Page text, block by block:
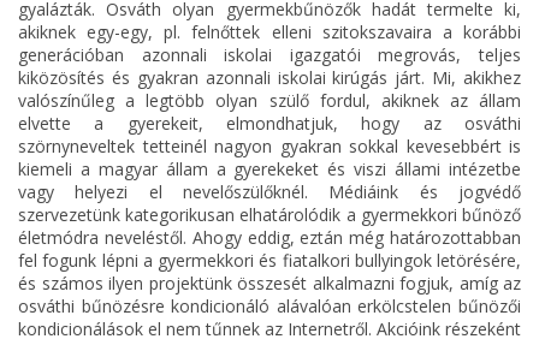
gyalázták. Osváth olyan gyermekbűnözők hadát termelte ki,
akiknek egy-egy, pl. felnőttek elleni szitokszavaira a korábbi
generációban azonnali iskolai igazgatói megrovás, teljes
kiközösítés és gyakran azonnali iskolai kirúgás járt. Mi, akikhez
valószínűleg a legtöbb olyan szülő fordul, akiknek az állam
elvette a gyerekeit, elmondhatjuk, hogy az osváthi
szörnyneveltek tetteinél nagyon gyakran sokkal kevesebbért is
kiemeli a magyar állam a gyerekeket és viszi állami intézetbe
vagy helyezi el nevelőszülőknél. Médiáink és jogvédő
szervezetünk kategorikusan elhatárolódik a gyermekkori bűnöző
életmódra neveléstől. Ahogy eddig, eztán még határozottabban
fel fogunk lépni a gyermekkori és fiatalkori bullyingok letörésére,
és számos ilyen projektünk összesét alkalmazni fogjuk, amíg az
osváthi bűnözésre kondicionáló alávalóan erkölcstelen bűnözői
kondicionálások el nem tűnnek az Internetről. Akcióink részeként